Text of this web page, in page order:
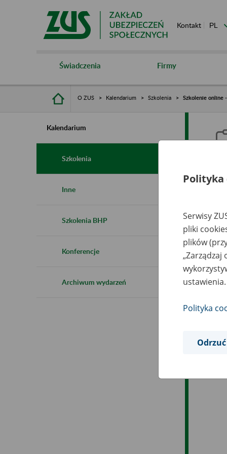
Kontakt
Świadczenia Firmy
O ZUS Kalendarium Szkolenia Szkolenie online
Kalendarium
Szkolenia
Inne
Szkolenia BHP
Konferencje
Archiwum wydarzeń
Polityka
Serwisy
pliki
plików
„Zarządzaj
Polityka